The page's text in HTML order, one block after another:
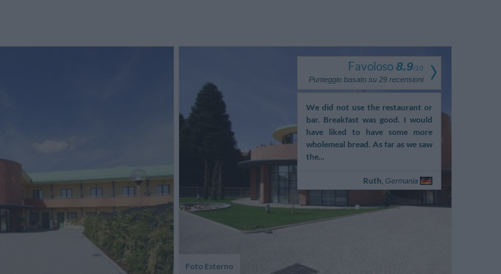
Foto Esterno
Favoloso 8.9/10
Punteggio basato su 29 recensioni
Serge,Francia
Habe mich sehr wohl gefühlt.
We did not use the restaurant or
bar. Breakfast was good. I would
have liked to have some more
wholemeal bread. As far as we saw
the...
Ruth, Germania